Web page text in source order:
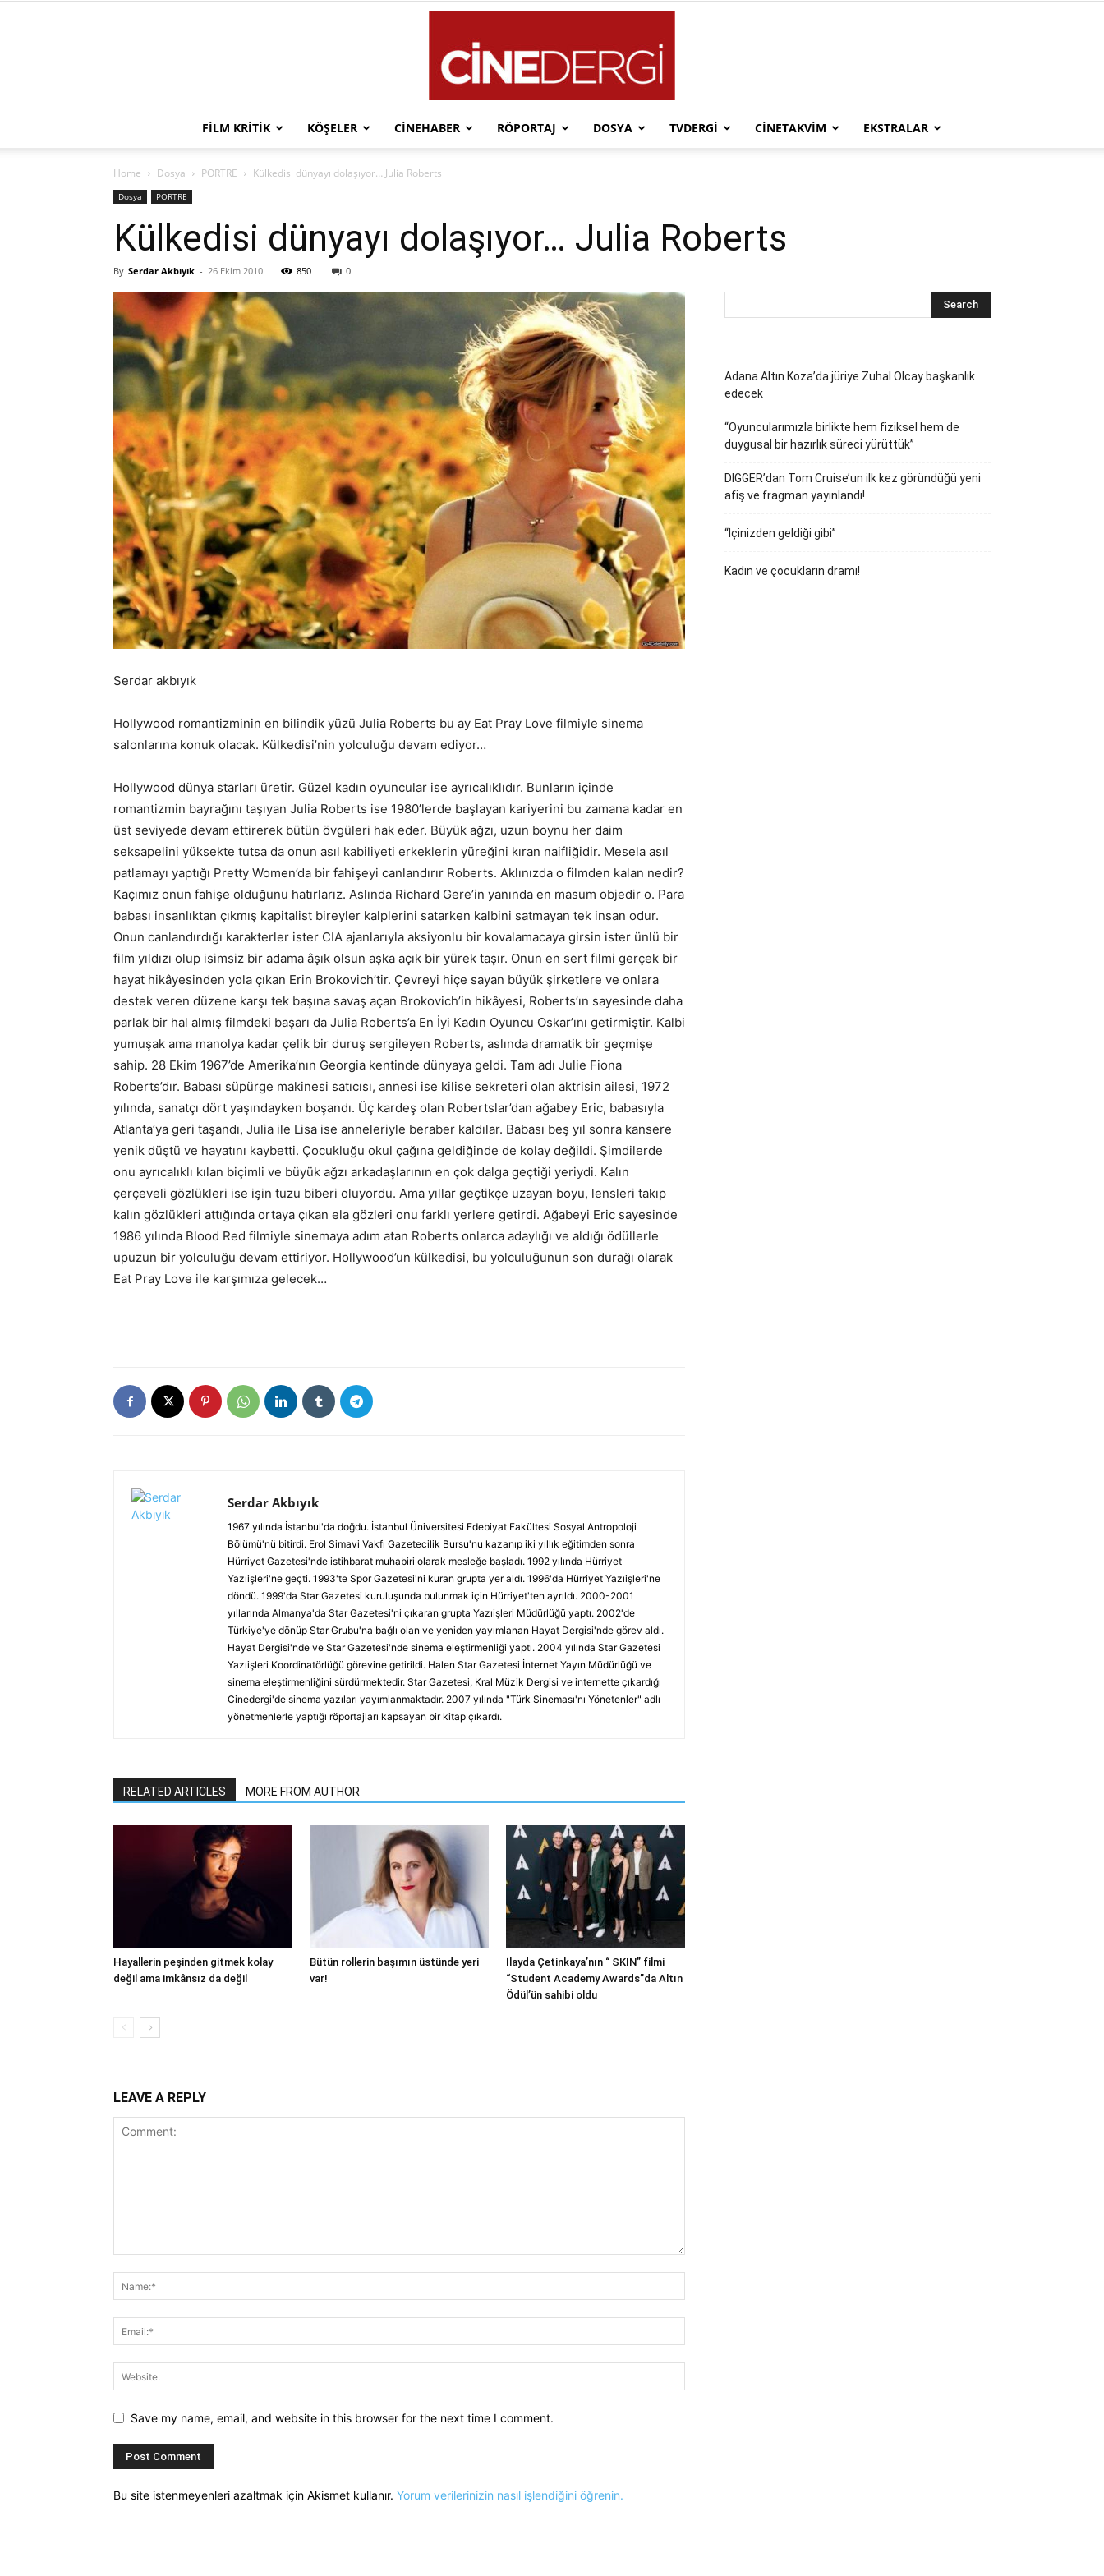
FILM KRITIK KÖŞELER CINEHABER RÖPORTAJ DOSYA TVDERGI CINETAKVIM EKSTRALAR
Home Dosya PORTRE Külkedisi dünyayı dolaşıyor… Julia Roberts
Dosya PORTRE
Külkedisi dünyayı dolaşıyor… Julia Roberts
By Serdar Akbıyık - 26 Ekim 2010 850 0
Serdar akbıyık
Hollywood romantizminin en bilindik yüzü Julia Roberts bu ay Eat Pray Love filmiyle sinema
salonlarına konuk olacak. Külkedisi’nin yolculuğu devam ediyor…
Hollywood dünya starları üretir. Güzel kadın oyuncular ise ayrıcalıklıdır. Bunların içinde
romantizmin bayrağını taşıyan Julia Roberts ise 1980’lerde başlayan kariyerini bu zamana kadar en
üst seviyede devam ettirerek bütün övgüleri hak eder. Büyük ağzı, uzun boynu her daim
seksapelini yüksekte tutsa da onun asıl kabiliyeti erkeklerin yüreğini kıran naifliğidir. Mesela asıl
patlamayı yaptığı Pretty Women’da bir fahişeyi canlandırır Roberts. Aklınızda o filmden kalan nedir?
Kaçımız onun fahişe olduğunu hatırlarız. Aslında Richard Gere’in yanında en masum objedir o. Para
babası insanlıktan çıkmış kapitalist bireyler kalplerini satarken kalbini satmayan tek insan odur.
Onun canlandırdığı karakterler ister CIA ajanlarıyla aksiyonlu bir kovalamacaya girsin ister ünlü bir
film yıldızı olup isimsiz bir adama âşık olsun aşka açık bir yürek taşır. Onun en sert filmi gerçek bir
hayat hikâyesinden yola çıkan Erin Brokovich’tir. Çevreyi hiçe sayan büyük şirketlere ve onlara
destek veren düzene karşı tek başına savaş açan Brokovich’in hikâyesi, Roberts’ın sayesinde daha
parlak bir hal almış filmdeki başarı da Julia Roberts’a En İyi Kadın Oyuncu Oskar’ını getirmiştir. Kalbi
yumuşak ama manolya kadar çelik bir duruş sergileyen Roberts, aslında dramatik bir geçmişe
sahip. 28 Ekim 1967’de Amerika’nın Georgia kentinde dünyaya geldi. Tam adı Julie Fiona
Roberts’dır. Babası süpürge makinesi satıcısı, annesi ise kilise sekreteri olan aktrisin ailesi, 1972
yılında, sanatçı dört yaşındayken boşandı. Üç kardeş olan Robertslar’dan ağabey Eric, babasıyla
Atlanta’ya geri taşandı, Julia ile Lisa ise anneleriyle beraber kaldılar. Babası beş yıl sonra kansere
yenik düştü ve hayatını kaybetti. Çocukluğu okul çağına geldiğinde de kolay değildi. Şimdilerde
onu ayrıcalıklı kılan biçimli ve büyük ağzı arkadaşlarının en çok dalga geçtiği yeriydi. Kalın
çerçeveli gözlükleri ise işin tuzu biberi oluyordu. Ama yıllar geçtikçe uzayan boyu, lensleri takıp
kalın gözlükleri attığında ortaya çıkan ela gözleri onu farklı yerlere getirdi. Ağabeyi Eric sayesinde
1986 yılında Blood Red filmiyle sinemaya adım atan Roberts onlarca adaylığı ve aldığı ödüllerle
upuzun bir yolculuğu devam ettiriyor. Hollywood’un külkedisi, bu yolculuğunun son durağı olarak
Eat Pray Love ile karşımıza gelecek…
Serdar Akbıyık
1967 yılında İstanbul'da doğdu. İstanbul Üniversitesi Edebiyat Fakültesi Sosyal Antropoloji
Bölümü'nü bitirdi. Erol Simavi Vakfı Gazetecilik Bursu'nu kazanıp iki yıllık eğitimden sonra
Hürriyet Gazetesi'nde istihbarat muhabiri olarak mesleğe başladı. 1992 yılında Hürriyet
Yazıişleri'ne geçti. 1993'te Spor Gazetesi'ni kuran grupta yer aldı. 1996'da Hürriyet Yazıişleri'ne
döndü. 1999'da Star Gazetesi kuruluşunda bulunmak için Hürriyet'ten ayrıldı. 2000-2001
yıllarında Almanya'da Star Gazetesi'ni çıkaran grupta Yazıişleri Müdürlüğü yaptı. 2002'de
Türkiye'ye dönüp Star Grubu'na bağlı olan ve yeniden yayımlanan Hayat Dergisi'nde görev aldı.
Hayat Dergisi'nde ve Star Gazetesi'nde sinema eleştirmenliği yaptı. 2004 yılında Star Gazetesi
Yazıişleri Koordinatörlüğü görevine getirildi. Halen Star Gazetesi İnternet Yayın Müdürlüğü ve
sinema eleştirmenliğini sürdürmektedir. Star Gazetesi, Kral Müzik Dergisi ve internette çıkardığı
Cinedergi'de sinema yazıları yayımlanmaktadır. 2007 yılında "Türk Sineması'nı Yönetenler" adlı
yönetmenlerle yaptığı röportajları kapsayan bir kitap çıkardı.
RELATED ARTICLES MORE FROM AUTHOR
Hayallerin peşinden gitmek kolay
değil ama imkânsız da değil
Bütün rollerin başımın üstünde yeri
var!
İlayda Çetinkaya’nın “ SKIN” filmi
“Student Academy Awards”da Altın
Ödül’ün sahibi oldu
LEAVE A REPLY
Save my name, email, and website in this browser for the next time I comment.
Bu site istenmeyenleri azaltmak için Akismet kullanır. Yorum verilerinizin nasıl işlendiğini öğrenin.
Adana Altın Koza’da jüriye Zuhal Olcay başkanlık
edecek
“Oyuncularımızla birlikte hem fiziksel hem de
duygusal bir hazırlık süreci yürüttük”
DIGGER’dan Tom Cruise’un ilk kez göründüğü yeni
afiş ve fragman yayınlandı!
“İçinizden geldiği gibi”
Kadın ve çocukların dramı!